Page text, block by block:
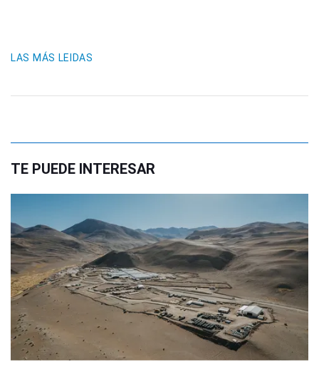
LAS MÁS LEIDAS
TE PUEDE INTERESAR